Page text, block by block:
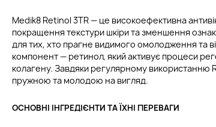
Medik8 Retinol 3TR — це високоефективна
покращення текстури шкіри та зменшення
для тих, хто прагне видимого омолодження та
компонент — ретинол, який активує процеси
колагену. Завдяки регулярному використанню
пружною та молодою на вигляд.
ОСНОВНІ ІНГРЕДІЄНТИ ТА ЇХНІ ПЕРЕВАГИ